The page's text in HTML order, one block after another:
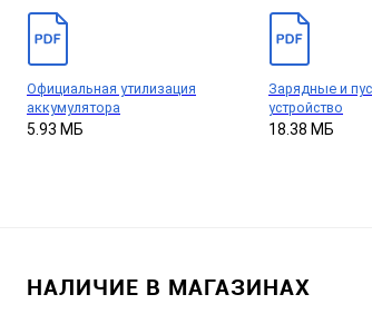
Официальная утилизация
аккумулятора
5.93 МБ
Зарядные и
устройство
18.38 МБ
НАЛИЧИЕ В МАГАЗИНАХ